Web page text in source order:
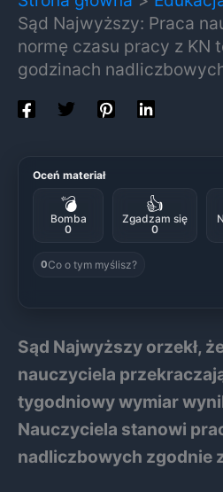
Sąd Najwyższy: Praca
normę czasu pracy z KN
godzinach
Oceń materiał
💣
Bomba
0
👍
Zgadzam się
0
0Co o tym myślisz?
Sąd Najwyższy orzekł,
nauczyciela
tygodniowy wymiar
Nauczyciela stanowi
nadliczbowych zgodnie